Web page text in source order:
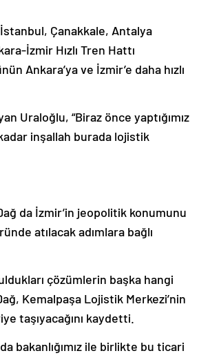
Çanakkale, Antalya
İzmir Hızlı Tren Hattı
Ankara’ya ve İzmir’e daha hızlı
Uraloğlu, “Biraz önce yaptığımız
inşallah burada lojistik
da İzmir’in jeopolitik konumunu
atılacak adımlara bağlı
çözümlerin başka hangi
Kemalpaşa Lojistik Merkezi’nin
taşıyacağını kaydetti.
bakanlığımız ile birlikte bu ticari